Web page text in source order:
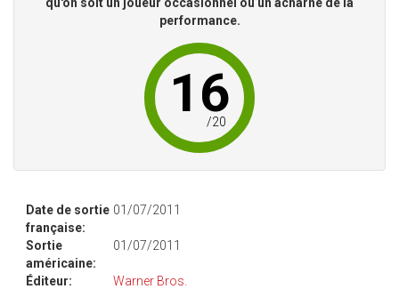
performance.
16
/20
Date de sortie
française:
01/07/2011
Sortie
américaine:
01/07/2011
Éditeur:
Warner Bros.